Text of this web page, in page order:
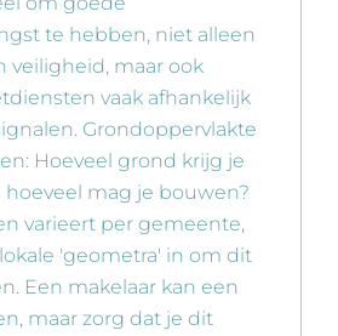
te hebben, niet alleen
veiligheid, maar ook
vaak afhankelijk
Grondoppervlakte
Hoeveel grond krijg je
mag je bouwen?
varieert per gemeente,
'geometra' in om dit
Een makelaar kan een
maar zorg dat je dit